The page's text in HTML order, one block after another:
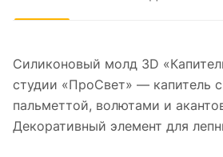
Силиконовый молд 3D
студии «ПроСвет» — капитель
пальметтой, волютами и
Декоративный элемент для